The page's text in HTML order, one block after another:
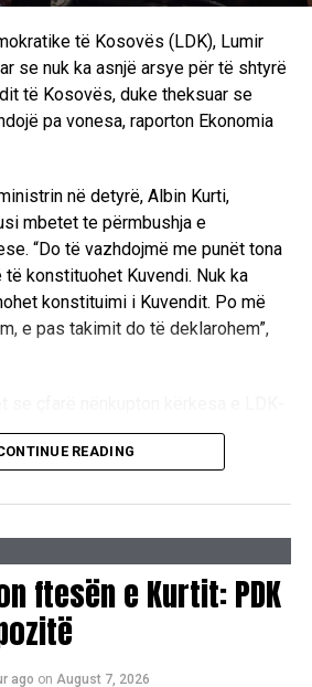
të Kosovës (LDK), Lumir
se nuk ka asnjë arsye për të shtyrë
të Kosovës, duke theksuar se
pa vonesa, raporton Ekonomia
në detyrë, Albin Kurti,
mbetet te përmbushja e
“Do të vazhdojmë me punët tona
konstituohet Kuvendi. Nuk ka
konstituimi i Kuvendit. Po më
e pas takimit do të deklarohem”,
shkurt se ajo lidhet “…për
marrëveshje gjatë ditës apo
pa vonesë. “Duhet të ketë seancë
seancë konstitutive. Nuk ka
konstituimin e Kuvendit. Duhet të
dhe Kryesia e Kuvendit. LDK-ja
që të bëhet ose të ketë vonesa të
READING
ftesën e Kurtit: PDK
ago on August 7, 2026